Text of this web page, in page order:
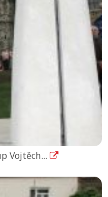
Vojtěch...